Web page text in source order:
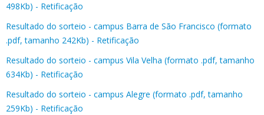
498Kb) - Retificação
Resultado do sorteio - campus Barra de São Francisco (formato
.pdf, tamanho 242Kb) - Retificação
Resultado do sorteio - campus Vila Velha (formato .pdf, tamanho
634Kb) - Retificação
Resultado do sorteio - campus Alegre (formato .pdf, tamanho
259Kb) - Retificação